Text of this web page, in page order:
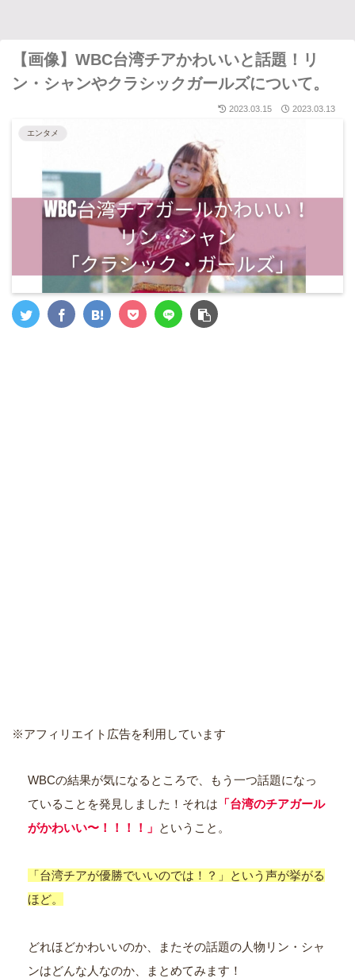
【画像】WBC台湾チアかわいいと話題！リ
ン・シャンやクラシックガールズについて。
2023.03.15 2023.03.13
エンタメ
※アフィリエイト広告を利用しています
WBCの結果が気になるところで、もう一つ話題になっ
ていることを発見しました！それは 「台湾のチアガール
がかわいい〜！！！！」 ということ。
「台湾チアが優勝でいいのでは！？」という声が挙がる
ほど。
どれほどかわいいのか、またその話題の人物リン・シャ
ンはどんな人なのか、まとめてみます！